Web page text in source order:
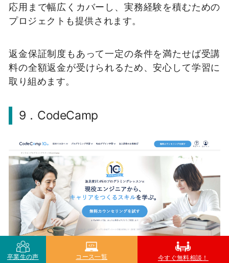
応用まで幅広くカバーし、実務経験を積むための
プロジェクトも提供されます。
返金保証制度もあって一定の条件を満たせば受講
料の全額返金が受けられるため、安心して学習に
取り組めます。
9．CodeCamp
卒業生の声 コース一覧 今すぐ無料相談！